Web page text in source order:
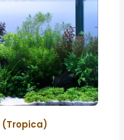
(Tropica)